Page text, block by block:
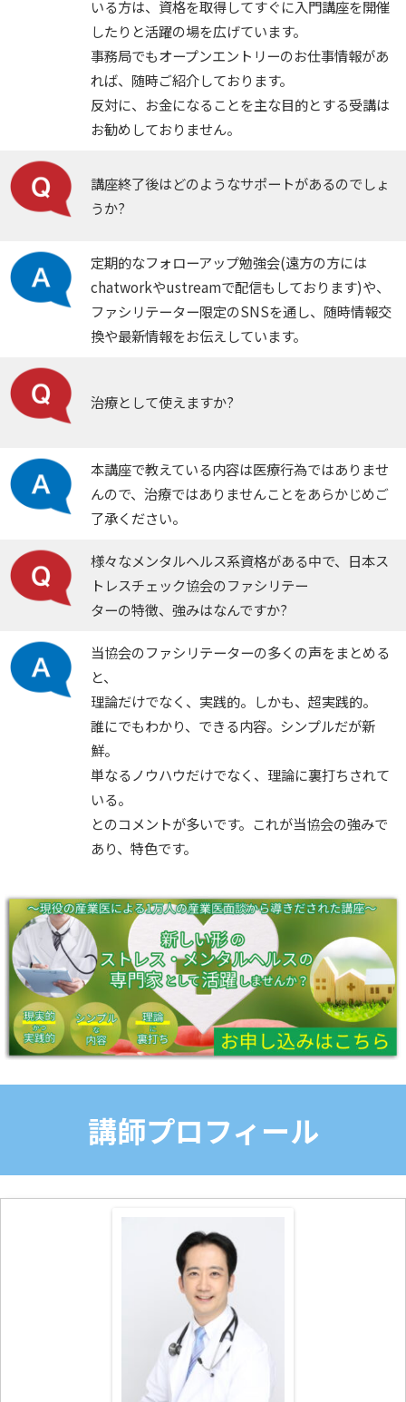
いる方は、資格を取得してすぐに入門講座を開催
したりと活躍の場を広げています。
事務局でもオープンエントリーのお仕事情報があ
れば、随時ご紹介しております。
反対に、お金になることを主な目的とする受講は
お勧めしておりません。
講座終了後はどのようなサポートがあるのでしょ
うか?
定期的なフォローアップ勉強会(遠方の方には
chatworkやustreamで配信もしております)や、
ファシリテーター限定のSNSを通し、随時情報交
換や最新情報をお伝えしています。
治療として使えますか?
本講座で教えている内容は医療行為ではありませ
んので、治療ではありませんことをあらかじめご
了承ください。
様々なメンタルヘルス系資格がある中で、日本ス
トレスチェック協会のファシリテー
ターの特徴、強みはなんですか?
当協会のファシリテーターの多くの声をまとめる
と、
理論だけでなく、実践的。しかも、超実践的。
誰にでもわかり、できる内容。シンプルだが新
鮮。
単なるノウハウだけでなく、理論に裏打ちされて
いる。
とのコメントが多いです。これが当協会の強みで
あり、特色です。
講師プロフィール